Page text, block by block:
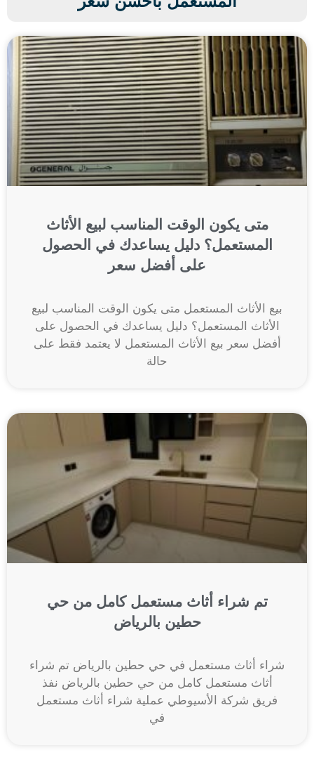
متى يكون الوقت المناسب لبيع الأثاث
المستعمل؟ دليل يساعدك في الحصول
على أفضل سعر
بيع الأثاث المستعمل متى يكون الوقت المناسب لبيع
الأثاث المستعمل؟ دليل يساعدك في الحصول على
أفضل سعر بيع الأثاث المستعمل لا يعتمد فقط على
حالة
تم شراء أثاث مستعمل كامل من حي
حطين بالرياض
شراء أثاث مستعمل في حي حطين بالرياض تم شراء
أثاث مستعمل كامل من حي حطين بالرياض نفذ
فريق شركة الأسيوطي عملية شراء أثاث مستعمل
في